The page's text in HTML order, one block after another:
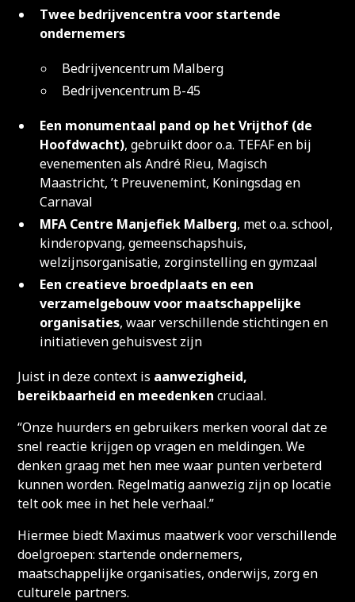
Twee bedrijvencentra voor startende
ondernemers
Bedrijvencentrum Malberg
Bedrijvencentrum B-45
Een monumentaal pand op het Vrijthof (de
Hoofdwacht), gebruikt door o.a. TEFAF en bij
evenementen als André Rieu, Magisch
Maastricht, ’t Preuvenemint, Koningsdag en
Carnaval
MFA Centre Manjefiek Malberg, met o.a. school,
kinderopvang, gemeenschapshuis,
welzijnsorganisatie, zorginstelling en gymzaal
Een creatieve broedplaats en een
verzamelgebouw voor maatschappelijke
organisaties, waar verschillende stichtingen en
initiatieven gehuisvest zijn
Juist in deze context is aanwezigheid,
bereikbaarheid en meedenken cruciaal.
“Onze huurders en gebruikers merken vooral dat ze
snel reactie krijgen op vragen en meldingen. We
denken graag met hen mee waar punten verbeterd
kunnen worden. Regelmatig aanwezig zijn op locatie
telt ook mee in het hele verhaal.”
Hiermee biedt Maximus maatwerk voor verschillende
doelgroepen: startende ondernemers,
maatschappelijke organisaties, onderwijs, zorg en
culturele partners.